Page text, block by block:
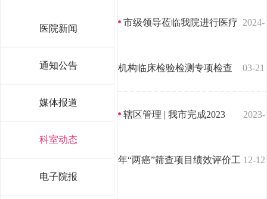
医院新闻
通知公告
媒体报道
科室动态
电子院报
市级领导莅临我院进行医疗
机构临床检验检测专项检查
2024-
03-21
辖区管理 | 我市完成2023
年“两癌”筛查项目绩效评价工
2023-
12-12